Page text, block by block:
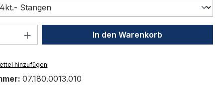
Anzahl: Gib den gewünschten Wert
In den Warenkorb
hinzufügen
07.180.0013.010